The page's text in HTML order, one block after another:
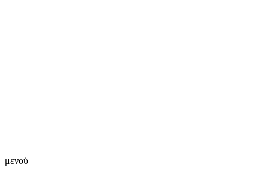
μενού